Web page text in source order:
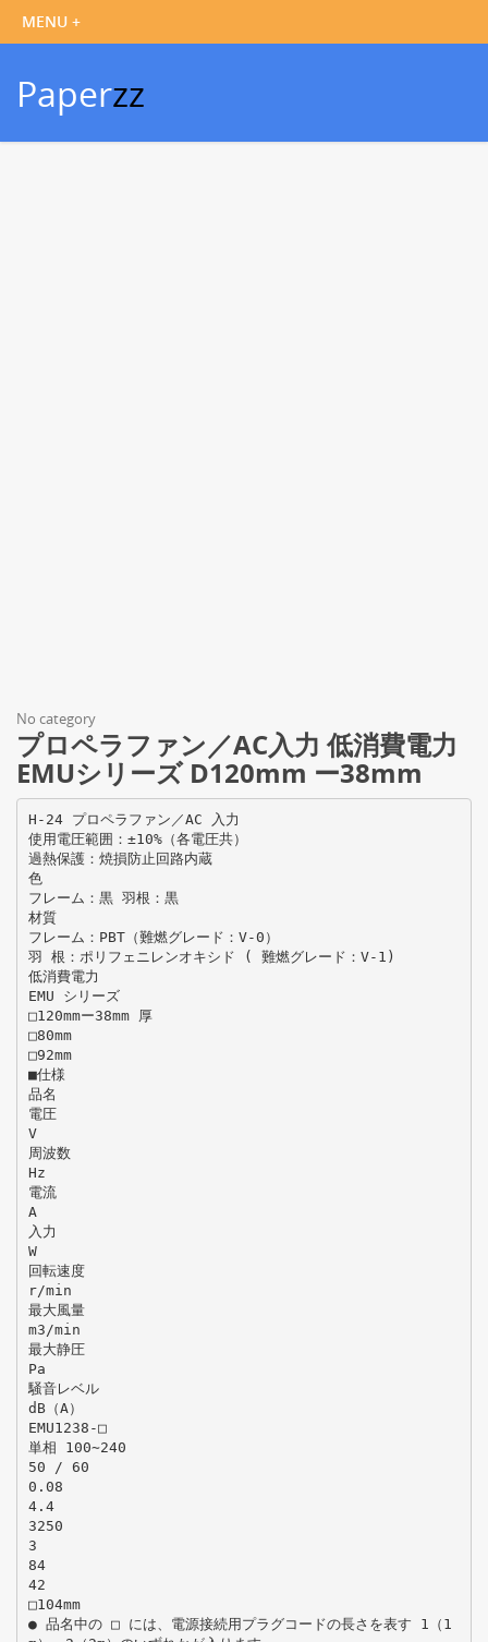
Paperzz
No category
プロペラファン／AC入力 低消費電力
EMUシリーズ D120mm ー38mm
H-24 プロペラファン／AC 入力
使用電圧範囲：±10%（各電圧共）
過熱保護：焼損防止回路内蔵
色
フレーム：黒 羽根：黒
材質
フレーム：PBT（難燃グレード：V-0）
羽 根：ポリフェニレンオキシド ( 難燃グレード：V-1)
低消費電力
EMU シリーズ
□120mmー38mm 厚
□80mm
□92mm
■仕様
品名
電圧
V
周波数
Hz
電流
A
入力
W
回転速度
r/min
最大風量
m3/min
最大静圧
Pa
騒音レベル
dB（A）
EMU1238-□
単相 100∼240
50 / 60
0.08
4.4
3250
3
84
42
□104mm
● 品名中の □ には、電源接続用プラグコードの長さを表す 1（1